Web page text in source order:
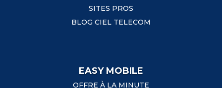
SITES PROS
BLOG CIEL TELECOM
EASY MOBILE
OFFRE À LA MINUTE